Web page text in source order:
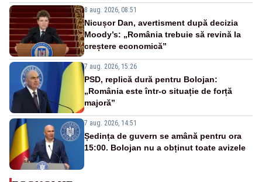
8 aug. 2026, 08:51
Nicușor Dan, avertisment după decizia
Moody’s: „România trebuie să revină la
creștere economică”
7 aug. 2026, 15:26
PSD, replică dură pentru Bolojan:
„România este într-o situație de forță
majoră”
7 aug. 2026, 14:51
Ședința de guvern se amână pentru ora
15:00. Bolojan nu a obținut toate avizele